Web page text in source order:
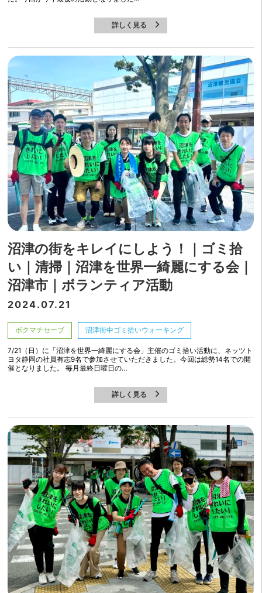
詳しく見る
沼津の街をキレイにしよう！｜ゴミ拾
い｜清掃｜沼津を世界一綺麗にする会｜
沼津市｜ボランティア活動
2024.07.21
ボクマチセーブ 沼津街中ゴミ拾いウォーキング
7/21（日）に「沼津を世界一綺麗にする会」主催のゴミ拾い活動に、ネッツト
ヨタ静岡の社員有志9名で参加させていただきました。今回は総勢14名での開
催となりました。 毎月最終日曜日の…
詳しく見る